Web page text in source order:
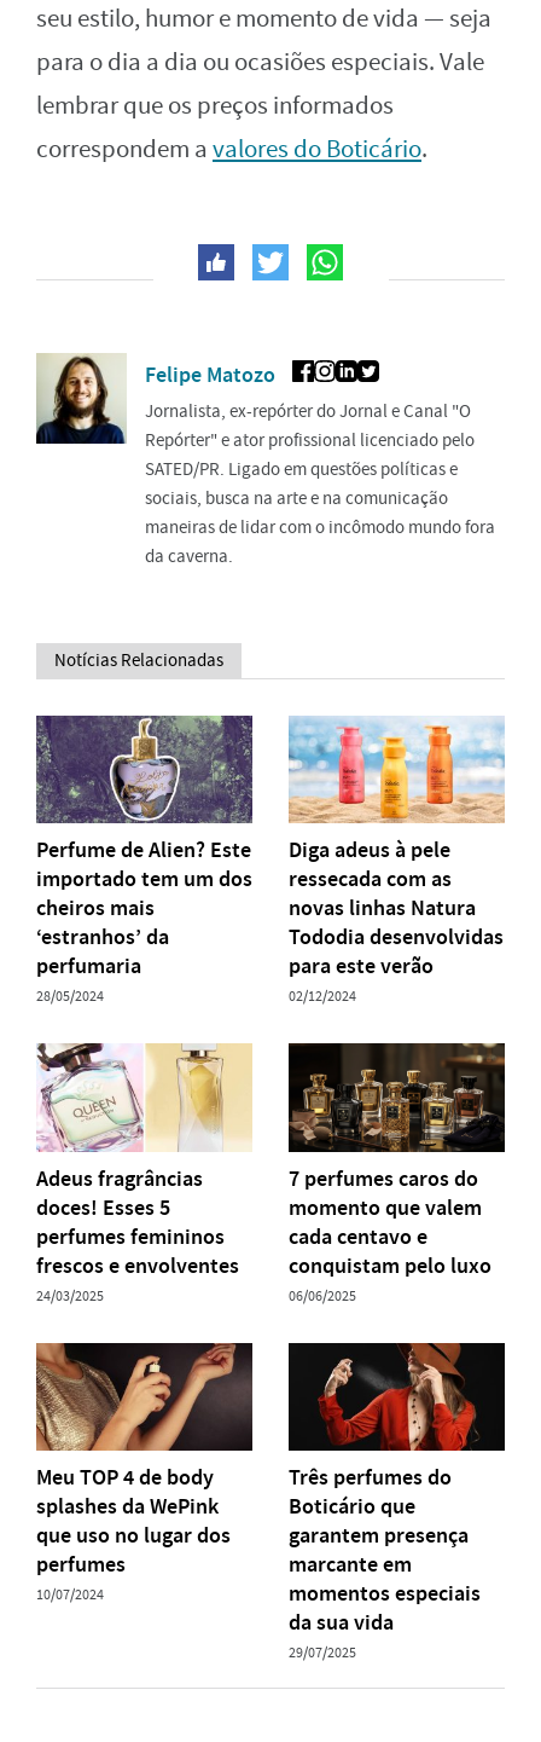
seu estilo, humor e momento de vida — seja
para o dia a dia ou ocasiões especiais. Vale
lembrar que os preços informados
correspondem a valores do Boticário.
Felipe Matozo
Jornalista, ex-repórter do Jornal e Canal "O
Repórter" e ator profissional licenciado pelo
SATED/PR. Ligado em questões políticas e
sociais, busca na arte e na comunicação
maneiras de lidar com o incômodo mundo fora
da caverna.
Notícias Relacionadas
Perfume de Alien? Este
importado tem um dos
cheiros mais
‘estranhos’ da
perfumaria
28/05/2024
Diga adeus à pele
ressecada com as
novas linhas Natura
Tododia desenvolvidas
para este verão
02/12/2024
Adeus fragrâncias
doces! Esses 5
perfumes femininos
frescos e envolventes
24/03/2025
7 perfumes caros do
momento que valem
cada centavo e
conquistam pelo luxo
06/06/2025
Meu TOP 4 de body
splashes da WePink
que uso no lugar dos
perfumes
10/07/2024
Três perfumes do
Boticário que
garantem presença
marcante em
momentos especiais
da sua vida
29/07/2025